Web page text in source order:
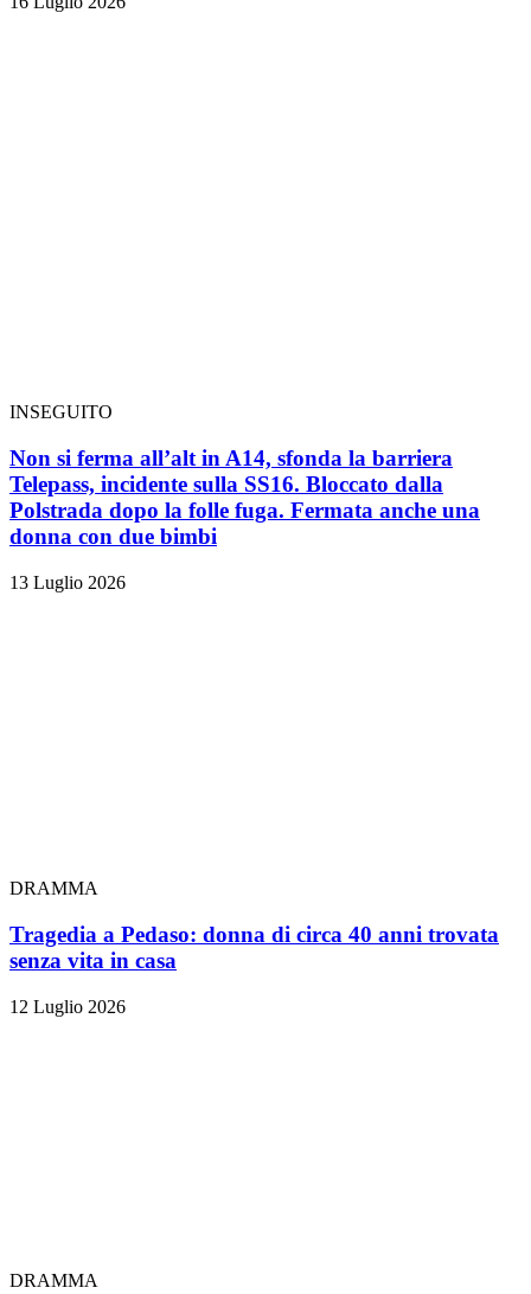
INSEGUITO
Non si ferma all’alt in A14, sfonda la barriera
Telepass, incidente sulla SS16. Bloccato dalla
Polstrada dopo la folle fuga. Fermata anche una
donna con due bimbi
13 Luglio 2026
DRAMMA
Tragedia a Pedaso: donna di circa 40 anni trovata
senza vita in casa
12 Luglio 2026
DRAMMA